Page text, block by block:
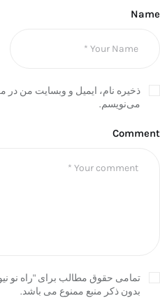
Name
ذخیره نام، ایمیل و وبسایت من در
می‌نویسم.
Comment
تمامی حقوق مطالب برای "راه نو
بدون ذکر منبع ممنوع می باشد.